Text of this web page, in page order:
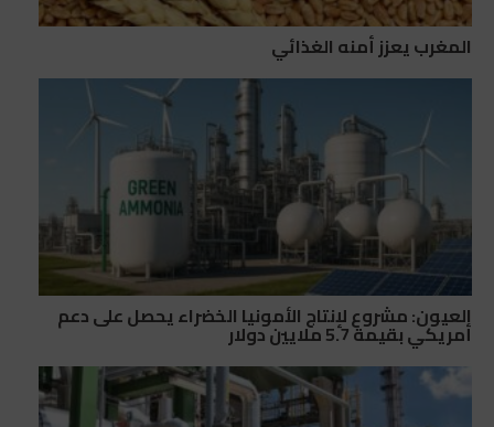
المغرب يعزز أمنه الغذائي
العيون: مشروع لإنتاج الأمونيا الخضراء يحصل على دعم
أمريكي بقيمة 5.7 ملايين دولار